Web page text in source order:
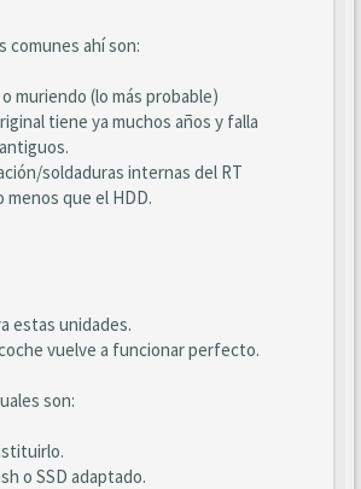
comunes ahí son:
muriendo (lo más probable)
tiene ya muchos años y falla
soldaduras internas del RT
menos que el HDD.
estas unidades.
vuelve a funcionar perfecto.
son:
o SSD adaptado.